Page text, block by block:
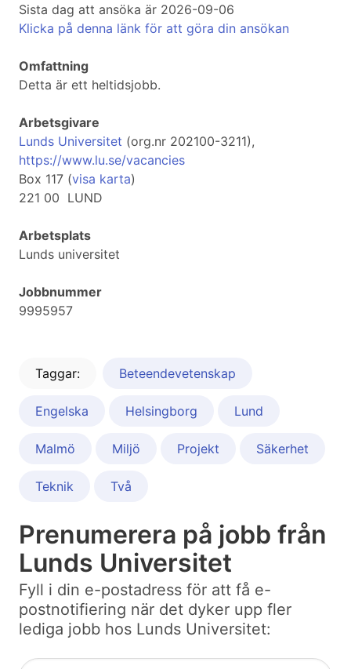
Sista dag att ansöka är 2026-09-06
Klicka på denna länk för att göra din ansökan
Omfattning
Detta är ett heltidsjobb.
Arbetsgivare
Lunds Universitet (org.nr 202100-3211),
https://www.lu.se/vacancies
Box 117 (visa karta)
221 00 LUND
Arbetsplats
Lunds universitet
Jobbnummer
9995957
Taggar: Beteendevetenskap
Engelska Helsingborg Lund
Malmö Miljö Projekt Säkerhet
Teknik Två
Prenumerera på jobb från
Lunds Universitet
Fyll i din e-postadress för att få e-
postnotifiering när det dyker upp fler
lediga jobb hos Lunds Universitet: